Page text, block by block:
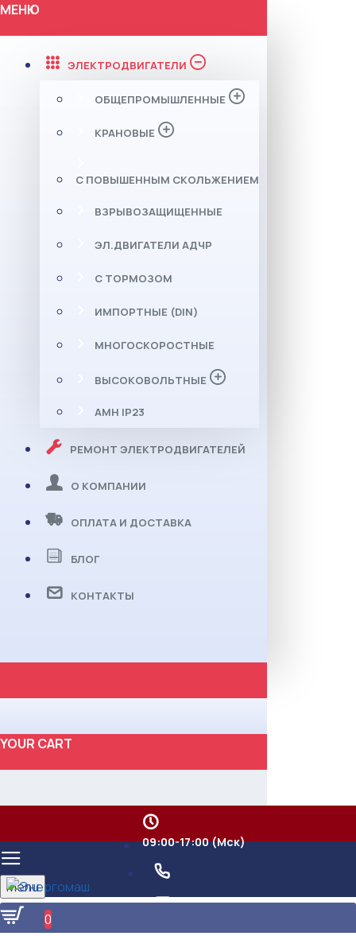
МЕНЮ
ЭЛЕКТРОДВИГАТЕЛИ
ОБЩЕПРОМЫШЛЕННЫЕ
КРАНОВЫЕ
С ПОВЫШЕННЫМ СКОЛЬЖЕНИЕМ
ВЗРЫВОЗАЩИЩЕННЫЕ
ЭЛ.ДВИГАТЕЛИ АДЧР
С ТОРМОЗОМ
ИМПОРТНЫЕ (DIN)
МНОГОСКОРОСТНЫЕ
ВЫСОКОВОЛЬТНЫЕ
АМН IP23
РЕМОНТ ЭЛЕКТРОДВИГАТЕЛЕЙ
О КОМПАНИИ
ОПЛАТА И ДОСТАВКА
БЛОГ
КОНТАКТЫ
YOUR CART
09:00-17:00 (Мск)
Menu
0